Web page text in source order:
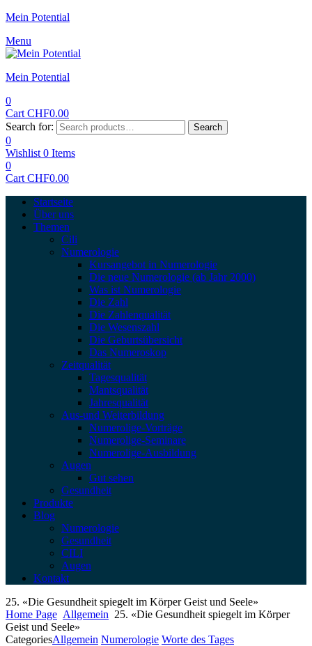
Mein Potential
Menu
Mein Potential
0
Cart CHF0.00
Search for:
Search
0
Wishlist 0 Items
0
Cart CHF0.00
Startseite
Über uns
Themen
Cili
Numerologie
Kursangebot in Numerologie
Die neue Numerologie (ab Jahr 2000)
Was ist Numerologie
Die Zahl
Die Zahlenqualität
Die Wesenszahl
Die Geburtsübersicht
Das Numeroskop
Zeitqualität
Tagesqualität
Mantsqualität
Jahresqualität
Aus-und Weiterbildung
Numerolige-Vorträge
Numerolige-Seminare
Numerolige-Ausbildung
Augen
Gut sehen
Gesundheit
Produkte
Blog
Numerologie
Gesundheit
CILI
Augen
Kontakt
25. «Die Gesundheit spiegelt im Körper Geist und Seele»
Home Page Allgemein 25. «Die Gesundheit spiegelt im Körper
Geist und Seele»
CategoriesAllgemein Numerologie Worte des Tages